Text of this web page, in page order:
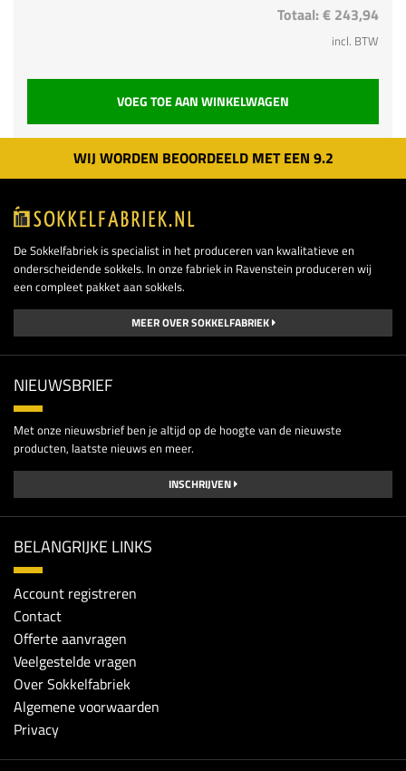
Totaal: € 243,94
incl. BTW
VOEG TOE AAN WINKELWAGEN
WIJ WORDEN BEOORDEELD MET EEN 9.2
De Sokkelfabriek is specialist in het produceren van kwalitatieve en
onderscheidende sokkels. In onze fabriek in Ravenstein produceren wij
een compleet pakket aan sokkels.
MEER OVER SOKKELFABRIEK
NIEUWSBRIEF
Met onze nieuwsbrief ben je altijd op de hoogte van de nieuwste
producten, laatste nieuws en meer.
INSCHRIJVEN
BELANGRIJKE LINKS
Account registreren
Contact
Offerte aanvragen
Veelgestelde vragen
Over Sokkelfabriek
Algemene voorwaarden
Privacy